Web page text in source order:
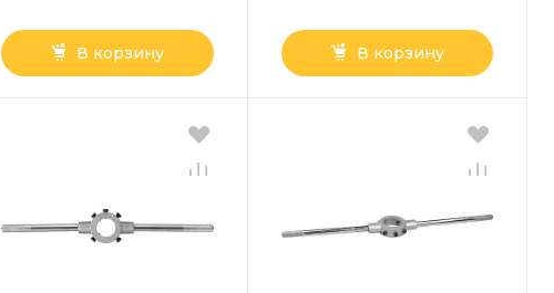
В корзину В корзину